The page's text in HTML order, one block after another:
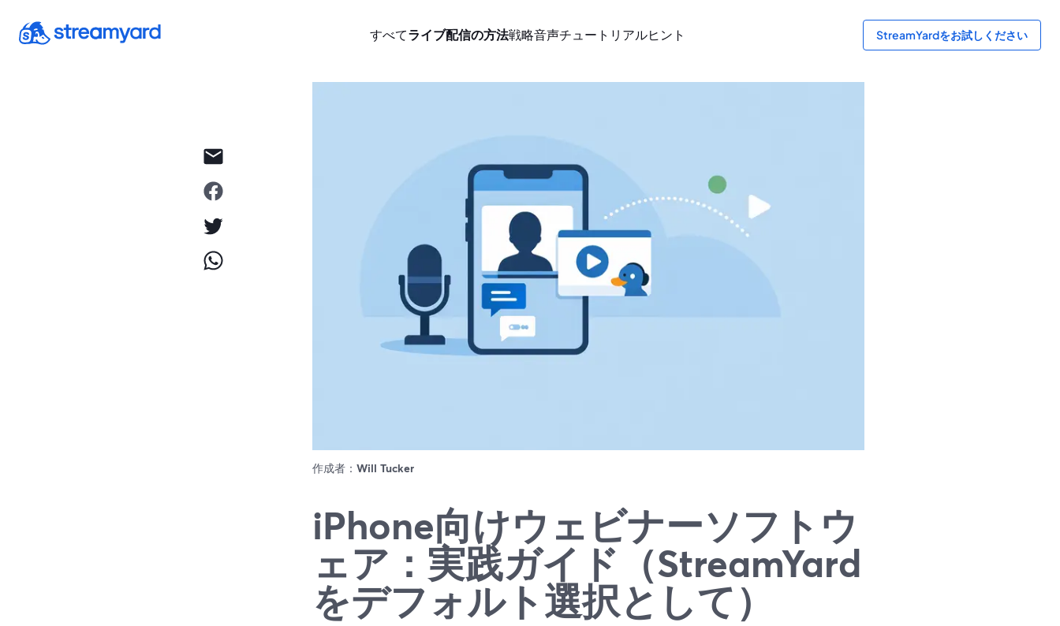
すべてライブ配信の方法戦略音声チュートリアルヒント StreamYardをお試しください
作成者： Will Tucker
iPhone向けウェビナーソフトウ
ェア：実践ガイド（StreamYard
をデフォルト選択として）